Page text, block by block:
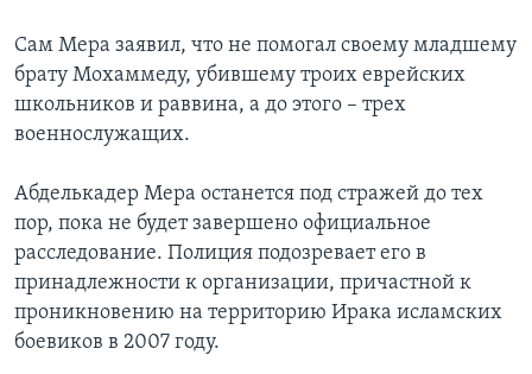
Сам Мера заявил, что не помогал своему младшему
брату Мохаммеду, убившему троих еврейских
школьников и раввина, а до этого – трех
военнослужащих.
Абделькадер Мера останется под стражей до тех
пор, пока не будет завершено официальное
расследование. Полиция подозревает его в
принадлежности к организации, причастной к
проникновению на территорию Ирака исламских
боевиков в 2007 году.